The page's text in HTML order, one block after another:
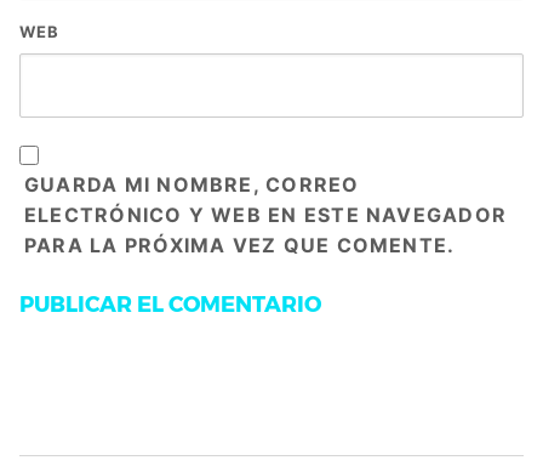
WEB
GUARDA MI NOMBRE, CORREO
ELECTRÓNICO Y WEB EN ESTE NAVEGADOR
PARA LA PRÓXIMA VEZ QUE COMENTE.